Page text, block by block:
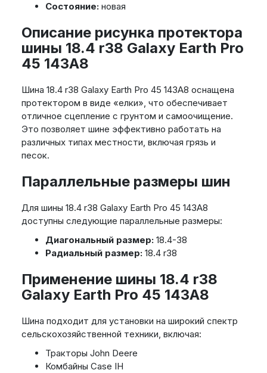
Состояние:новая
Описание рисунка протектора
шины 18.4 r38 Galaxy Earth Pro
45 143A8
Шина 18.4 r38 Galaxy Earth Pro 45 143A8 оснащена
протектором в виде «елки», что обеспечивает
отличное сцепление с грунтом и самоочищение.
Это позволяет шине эффективно работать на
различных типах местности, включая грязь и
песок.
Параллельные размеры шин
Для шины 18.4 r38 Galaxy Earth Pro 45 143A8
доступны следующие параллельные размеры:
Диагональный размер:18.4-38
Радиальный размер:18.4 r38
Применение шины 18.4 r38
Galaxy Earth Pro 45 143A8
Шина подходит для установки на широкий спектр
сельскохозяйственной техники, включая:
Тракторы John Deere
Комбайны Case IH